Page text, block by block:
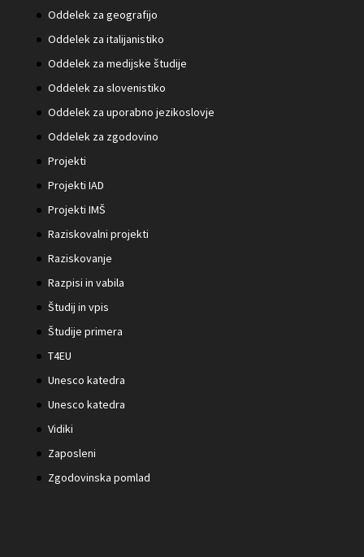
Oddelek za geografijo
Oddelek za italijanistiko
Oddelek za medijske študije
Oddelek za slovenistiko
Oddelek za uporabno jezikoslovje
Oddelek za zgodovino
Projekti
Projekti IAD
Projekti IMŠ
Raziskovalni projekti
Raziskovanje
Razpisi in vabila
Študij in vpis
Študije primera
T4EU
Unesco katedra
Unesco katedra
Vidiki
Zaposleni
Zgodovinska pomlad